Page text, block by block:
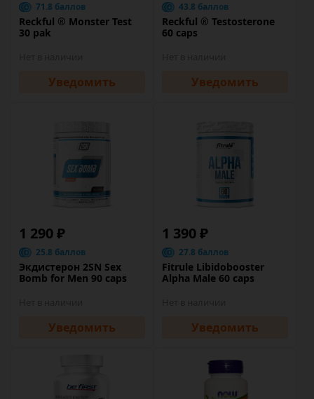
71.8 баллов
Reckful ® Monster Test
30 pak
Уведомить
43.8 баллов
Reckful ® Testosterone
60 caps
Уведомить
1 290 ₽
25.8 баллов
Экдистерон 2SN Sex
Bomb for Men 90 caps
Уведомить
1 390 ₽
27.8 баллов
Fitrule Libidobooster
Alpha Male 60 caps
Уведомить